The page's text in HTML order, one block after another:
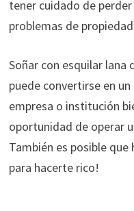
tener cuidado de
problemas de
Soñar con esquilar lana
puede convertirse en
empresa o institución
oportunidad de operar
También es posible que
para hacerte rico!